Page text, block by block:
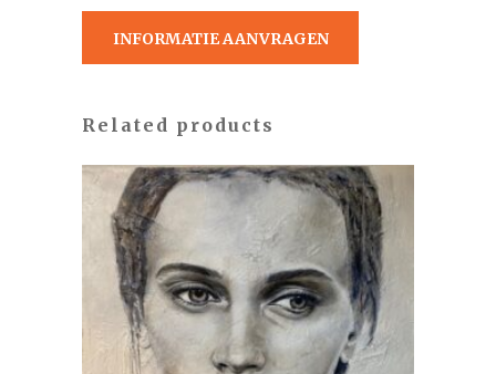
INFORMATIE AANVRAGEN
Related products